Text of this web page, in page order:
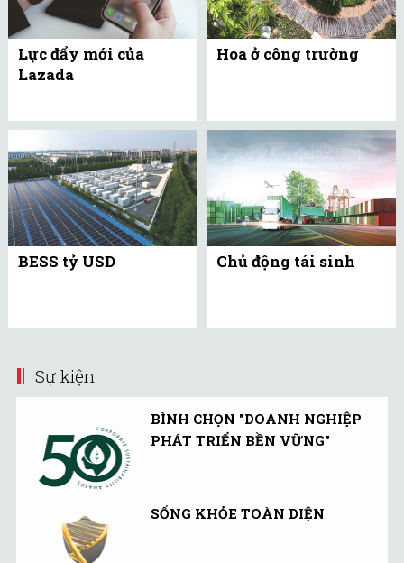
Lực đẩy mới của
Lazada
Hoa ở công trường
BESS tỷ USD Chủ động tái sinh
Sự kiện
BÌNH CHỌN "DOANH NGHIỆP
PHÁT TRIỂN BỀN VỮNG"
SỐNG KHỎE TOÀN DIỆN